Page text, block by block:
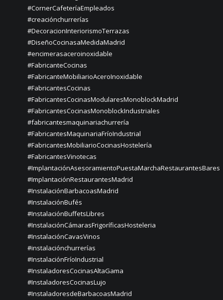
#CornerCafeteríaEmpleados
#creaciónchurrerías
#DecoracionInteriorismoTerrazas
#DiseñoCocinasaMedidaMadrid
#encimerasaceroinoxidable
#FabricanteCocinas
#FabricanteMobiliarioAceroInoxidable
#FabricantesCocinas
#FabricantesCocinasModularesMonoblockMadrid
#FabricantesCocinasMonoblockIndustriales
#fabricantesmaquinariachurrería
#FabricantesMaquinariaFríoIndustrial
#FabricantesMobiliarioCocinasHostelería
#FabricantesVinotecas
#ImplantaciónAsesoramientoPuestaMarchaRestaurantesBares
#ImplantaciónRestaurantesMadrid
#InstalaciónBarbacoasMadrid
#InstalaciónBufés
#InstalaciónBuffetsLibres
#InstalaciónCámarasFrigoríficasHosteleria
#InstalaciónCavasVinos
#instalaciónchurrerías
#InstalaciónFríoIndustrial
#InstaladoresCocinasAltaGama
#InstaladoresCocinasLujo
#InstaladoresdeBarbacoasMadrid